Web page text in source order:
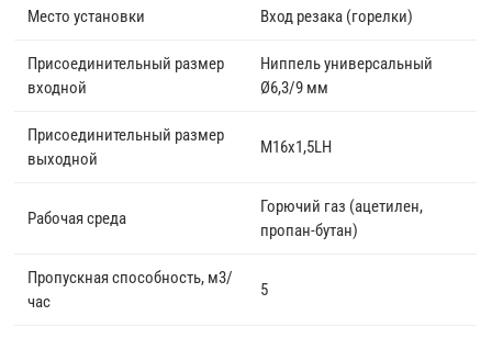
Место установки Вход резака (горелки)
Присоединительный размер
входной
Ниппель универсальный
Ø6,3/9 мм
Присоединительный размер
выходной
М16х1,5LH
Рабочая среда
Горючий газ (ацетилен,
пропан-бутан)
Пропускная способность, м3/
час
5